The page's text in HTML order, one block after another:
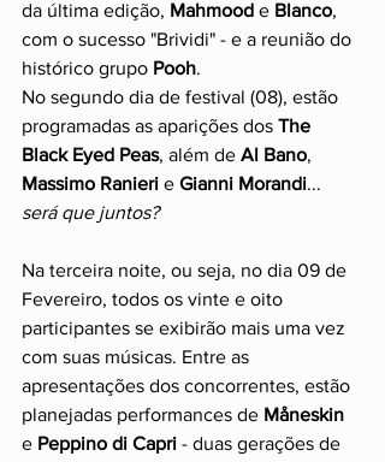
da última edição, Mahmood e Blanco,
com o sucesso "Brividi" - e a reunião do
histórico grupo Pooh.
No segundo dia de festival (08), estão
programadas as aparições dos The
Black Eyed Peas, além de Al Bano,
Massimo Ranieri e Gianni Morandi...
será que juntos?
Na terceira noite, ou seja, no dia 09 de
Fevereiro, todos os vinte e oito
participantes se exibirão mais uma vez
com suas músicas. Entre as
apresentações dos concorrentes, estão
planejadas performances de Måneskin
e Peppino di Capri - duas gerações de